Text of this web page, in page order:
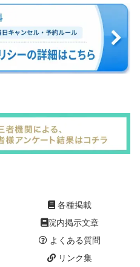
各種掲載
院内掲示文章
よくある質問
リンク集